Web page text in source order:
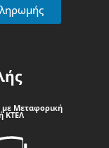
Μεταφορική
ΚΤΕΛ